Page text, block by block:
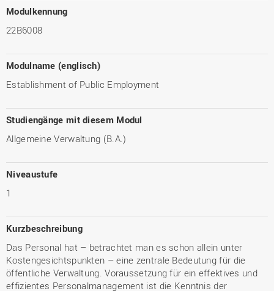
Modulkennung
22B6008
Modulname (englisch)
Establishment of Public Employment
Studiengänge mit diesem Modul
Allgemeine Verwaltung (B.A.)
Niveaustufe
1
Kurzbeschreibung
Das Personal hat – betrachtet man es schon allein unter
Kostengesichtspunkten – eine zentrale Bedeutung für die
öffentliche Verwaltung. Voraussetzung für ein effektives und
effizientes Personalmanagement ist die Kenntnis der